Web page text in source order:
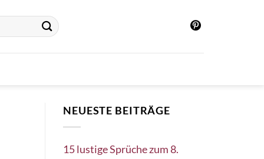
NEUESTE BEITRÄGE
15 lustige Sprüche zum 8.